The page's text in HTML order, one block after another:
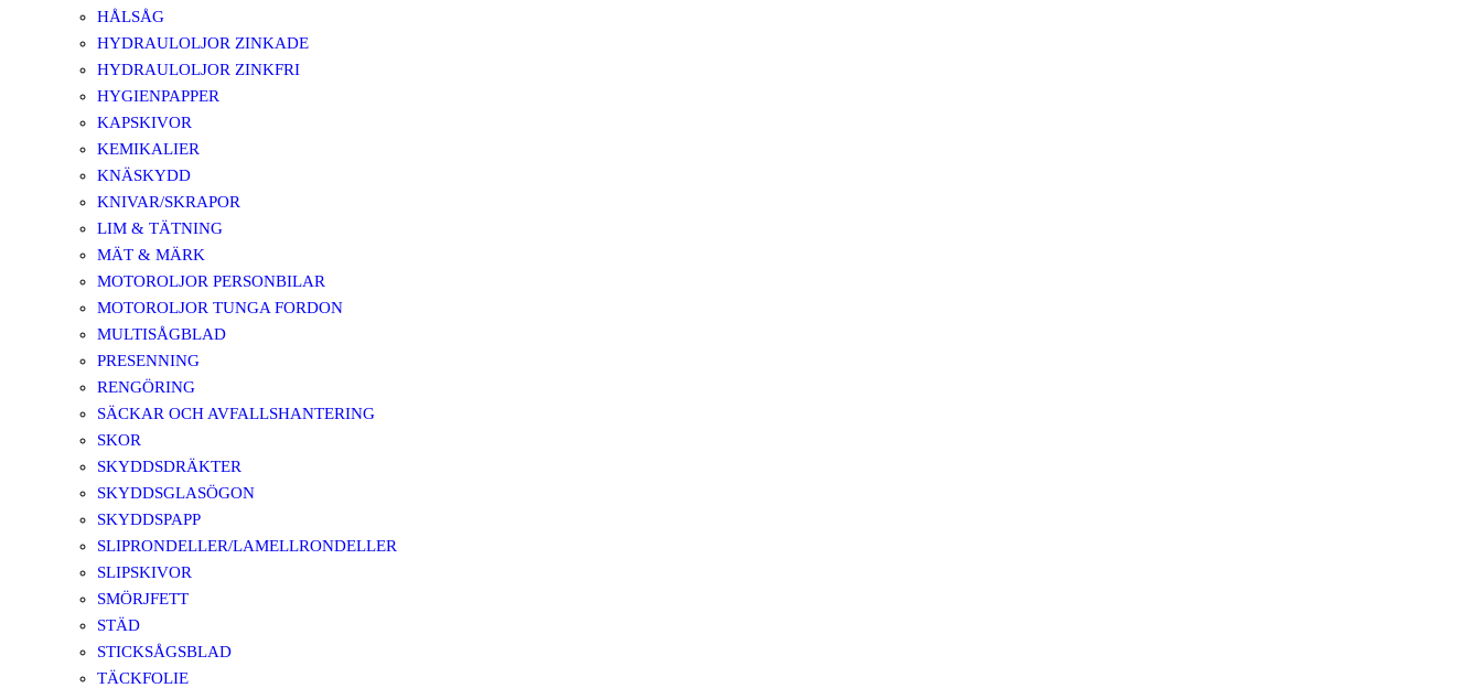
HÅLSÅG
HYDRAULOLJOR ZINKADE
HYDRAULOLJOR ZINKFRI
HYGIENPAPPER
KAPSKIVOR
KEMIKALIER
KNÄSKYDD
KNIVAR/SKRAPOR
LIM & TÄTNING
MÄT & MÄRK
MOTOROLJOR PERSONBILAR
MOTOROLJOR TUNGA FORDON
MULTISÅGBLAD
PRESENNING
RENGÖRING
SÄCKAR OCH AVFALLSHANTERING
SKOR
SKYDDSDRÄKTER
SKYDDSGLASÖGON
SKYDDSPAPP
SLIPRONDELLER/LAMELLRONDELLER
SLIPSKIVOR
SMÖRJFETT
STÄD
STICKSÅGSBLAD
TÄCKFOLIE